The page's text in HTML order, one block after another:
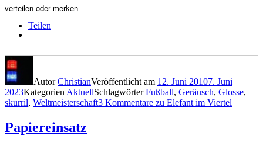
verteilen oder merken
Teilen
AutorChristianVeröffentlicht am 12. Juni 20107. Juni
2023Kategorien AktuellSchlagwörterFußball, Geräusch, Glosse,
skurril, Weltmeisterschaft3 Kommentare zu Elefant im Viertel
Papiereinsatz